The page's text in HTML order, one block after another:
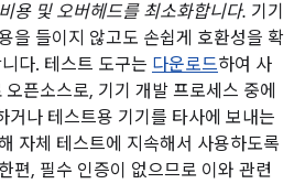
용 및 오버헤드를 최소화합니다. 기기
을 들이지 않고도 손쉽게 호환성을 확
다. 테스트 도구는 다운로드하여 사
픈소스로, 기기 개발 프로세스 중에
거나 테스트용 기기를 타사에 보내는
자체 테스트에 지속해서 사용하도록
편, 필수 인증이 없으므로 이와 관련